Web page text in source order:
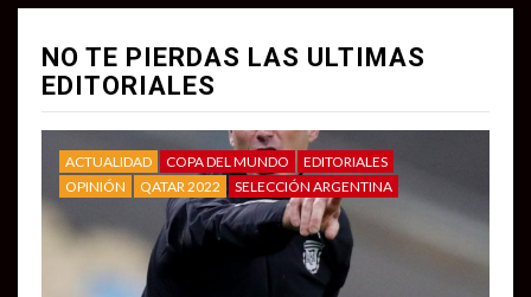
NO TE PIERDAS LAS ULTIMAS
EDITORIALES
ACTUALIDAD COPA DEL MUNDO
EDITORIALES
OPINIÓN
QATAR 2022 SELECCIÓN ARGENTINA